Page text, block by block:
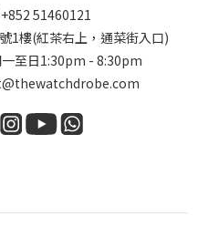
51460121
1樓(紅茶右上，通菜街入口)
至日1:30pm - 8:30pm